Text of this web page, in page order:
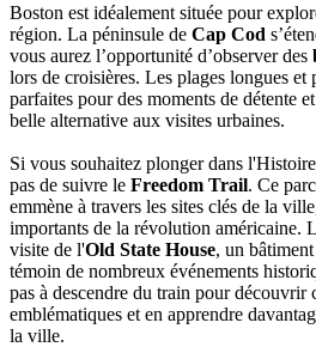
Boston est idéalement située pour
région. La péninsule de Cap Cod
vous aurez l’opportunité d’observer des
lors de croisières. Les plages longues et
parfaites pour des moments de détente
belle alternative aux visites urbaines.
Si vous souhaitez plonger dans
pas de suivre le Freedom Trail. Ce
emmène à travers les sites clés de la
importants de la révolution américaine.
visite de l'Old State House, un
témoin de nombreux événements
pas à descendre du train pour découvrir
emblématiques et en apprendre
la ville.